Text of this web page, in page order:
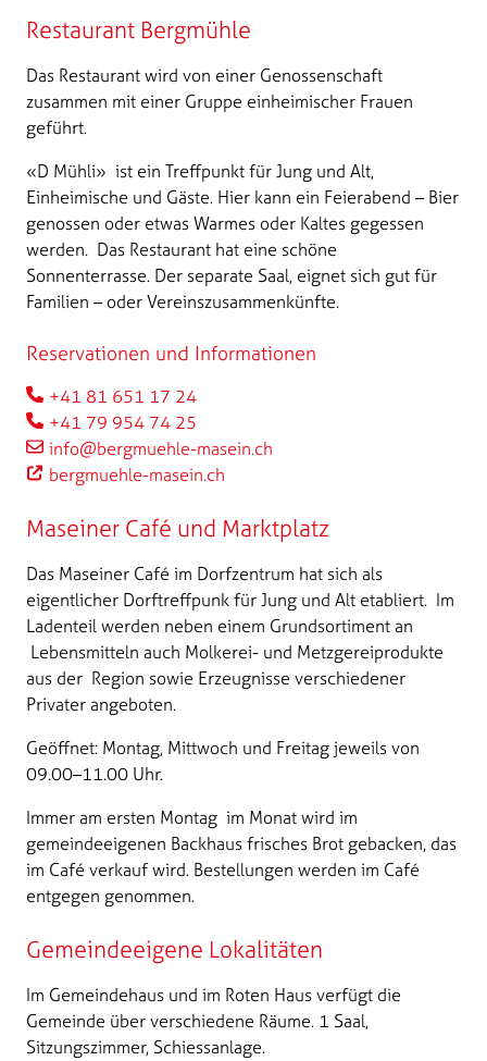
Restaurant Bergmühle
Das Restaurant wird von einer Genossenschaft
zusammen mit einer Gruppe einheimischer Frauen
geführt.
«D Mühli» ist ein Treffpunkt für Jung und Alt,
Einheimische und Gäste. Hier kann ein Feierabend – Bier
genossen oder etwas Warmes oder Kaltes gegessen
werden. Das Restaurant hat eine schöne
Sonnenterrasse. Der separate Saal, eignet sich gut für
Familien – oder Vereinszusammenkünfte.
Reservationen und Informationen
+41 81 651 17 24
+41 79 954 74 25
info@bergmuehle-masein.ch
bergmuehle-masein.ch
Maseiner Café und Marktplatz
Das Maseiner Café im Dorfzentrum hat sich als
eigentlicher Dorftreffpunk für Jung und Alt etabliert. Im
Ladenteil werden neben einem Grundsortiment an
Lebensmitteln auch Molkerei- und Metzgereiprodukte
aus der Region sowie Erzeugnisse verschiedener
Privater angeboten.
Geöffnet: Montag, Mittwoch und Freitag jeweils von
09.00–11.00 Uhr.
Immer am ersten Montag im Monat wird im
gemeindeeigenen Backhaus frisches Brot gebacken, das
im Café verkauf wird. Bestellungen werden im Café
entgegen genommen.
Gemeindeeigene Lokalitäten
Im Gemeindehaus und im Roten Haus verfügt die
Gemeinde über verschiedene Räume. 1 Saal,
Sitzungszimmer, Schiessanlage.